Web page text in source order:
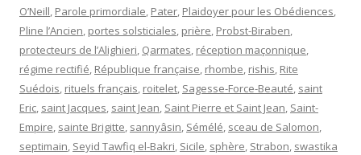
O’Neill, Parole primordiale, Pater, Plaidoyer pour les Obédiences,
Pline l’Ancien, portes solsticiales, prière, Probst-Biraben,
protecteurs de l’Alighieri, Qarmates, réception maçonnique,
régime rectifié, République française, rhombe, rishis, Rite
Suédois, rituels français, roitelet, Sagesse-Force-Beauté, saint
Eric, saint Jacques, saint Jean, Saint Pierre et Saint Jean, Saint-
Empire, sainte Brigitte, sannyâsin, Sémélé, sceau de Salomon,
septimain, Seyid Tawfiq el-Bakri, Sicile, sphère, Strabon, swastika